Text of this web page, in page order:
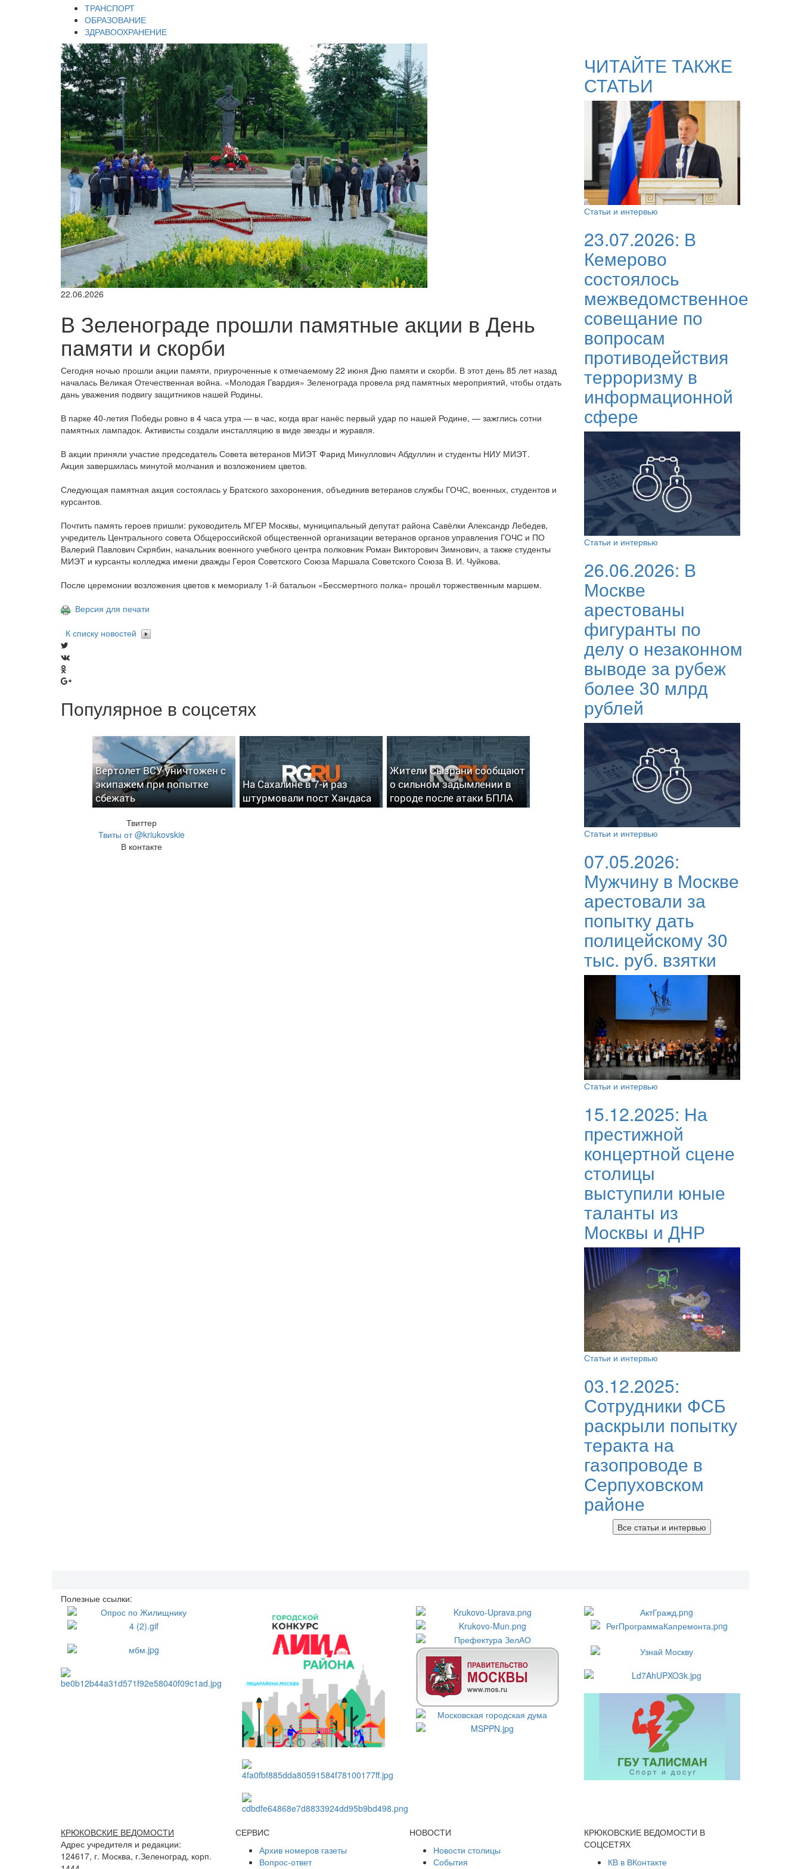
ТРАНСПОРТ
ОБРАЗОВАНИЕ
ЗДРАВООХРАНЕНИЕ
22.06.2026
В Зеленограде прошли памятные акции в День
памяти и скорби
Сегодня ночью прошли акции памяти, приуроченные к отмечаемому 22 июня Дню памяти и скорби. В этот день 85 лет назад
началась Великая Отечественная война. «Молодая Гвардия» Зеленограда провела ряд памятных мероприятий, чтобы отдать
дань уважения подвигу защитников нашей Родины.
В парке 40-летия Победы ровно в 4 часа утра — в час, когда враг нанёс первый удар по нашей Родине, — зажглись сотни
памятных лампадок. Активисты создали инсталляцию в виде звезды и журавля.
В акции приняли участие председатель Совета ветеранов МИЭТ Фарид Минуллович Абдуллин и студенты НИУ МИЭТ.
Акция завершилась минутой молчания и возложением цветов.
Следующая памятная акция состоялась у Братского захоронения, объединив ветеранов службы ГОЧС, военных, студентов и
курсантов.
Почтить память героев пришли: руководитель МГЕР Москвы, муниципальный депутат района Савёлки Александр Лебедев,
учредитель Центрального совета Общероссийской общественной организации ветеранов органов управления ГОЧС и ПО
Валерий Павлович Скрябин, начальник военного учебного центра полковник Роман Викторович Зимнович, а также студенты
МИЭТ и курсанты колледжа имени дважды Героя Советского Союза Маршала Советского Союза В. И. Чуйкова.
После церемонии возложения цветов к мемориалу 1-й батальон «Бессмертного полка» прошёл торжественным маршем.
Версия для печати
К списку новостей
Популярное в соцсетях
Вертолет ВСУ уничтожен с
экипажем при попытке
сбежать
На Сахалине в 7-й раз
штурмовали пост Хандаса
Жители Сызрани сообщают
о сильном задымлении в
городе после атаки БПЛА
Твиттер
Твиты от @kriukovskie
В контакте
ЧИТАЙТЕ ТАКЖЕ
СТАТЬИ
Статьи и интервью
23.07.2026: В
Кемерово
состоялось
межведомственное
совещание по
вопросам
противодействия
терроризму в
информационной
сфере
Статьи и интервью
26.06.2026: В
Москве
арестованы
фигуранты по
делу о незаконном
выводе за рубеж
более 30 млрд
рублей
Статьи и интервью
07.05.2026:
Мужчину в Москве
арестовали за
попытку дать
полицейскому 30
тыс. руб. взятки
Статьи и интервью
15.12.2025: На
престижной
концертной сцене
столицы
выступили юные
таланты из
Москвы и ДНР
Статьи и интервью
03.12.2025:
Сотрудники ФСБ
раскрыли попытку
теракта на
газопроводе в
Серпуховском
районе
Все статьи и интервью
Полезные ссылки:
КРЮКОВСКИЕ ВЕДОМОСТИ
Адрес учредителя и редакции:
124617, г. Москва, г.Зеленоград, корп.
СЕРВИС
Архив номеров газеты
Вопрос-ответ
НОВОСТИ
Новости столицы
События
КРЮКОВСКИЕ ВЕДОМОСТИ В
СОЦСЕТЯХ
КВ в ВКонтакте